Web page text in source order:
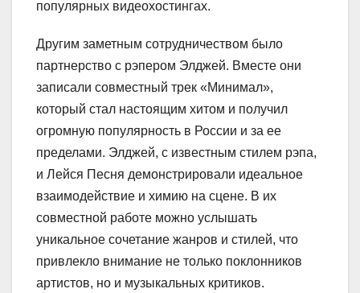
популярных видеохостингах.
Другим заметным сотрудничеством было
партнерство с рэпером Элджей. Вместе они
записали совместный трек «Минимал»,
который стал настоящим хитом и получил
огромную популярность в России и за ее
пределами. Элджей, с известным стилем рэпа,
и Лейся Песня демонстрировали идеальное
взаимодействие и химию на сцене. В их
совместной работе можно услышать
уникальное сочетание жанров и стилей, что
привлекло внимание не только поклонников
артистов, но и музыкальных критиков.